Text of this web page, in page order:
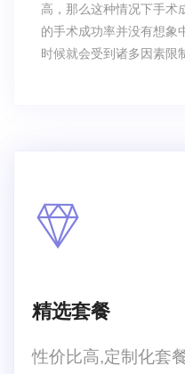
高，那么这种情况下手术
的手术成功率并没有想象
时候就会受到诸多因素限
精选套餐
性价比高,定制化套